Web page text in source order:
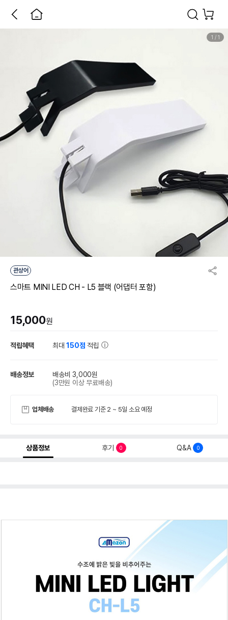
1 / 1
관상어
스마트 MINI LED CH - L5 블랙 (어댑터 포함)
15,000원
적립혜택 최대150점 적립
배송정보
배송비 3,000원
(3만원 이상 무료배송)
업체배송 결제완료 기준 2 ~ 5일 소요 예정
상품정보 후기 0 Q&A 0